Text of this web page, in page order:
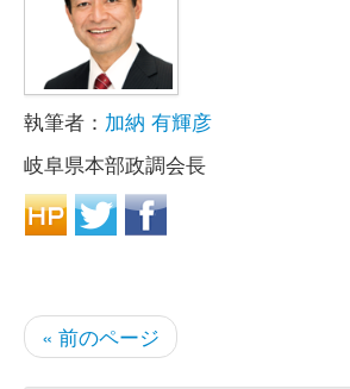
執筆者： 加納 有輝彦
岐阜県本部政調会長
« 前のページ